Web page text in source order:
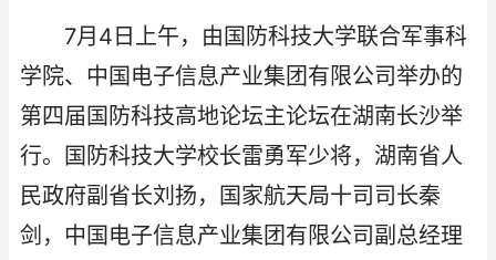
7月4日上午，由国防科技大学联合军事科
学院、中国电子信息产业集团有限公司举办的
第四届国防科技高地论坛主论坛在湖南长沙举
行。国防科技大学校长雷勇军少将，湖南省人
民政府副省长刘扬，国家航天局十司司长秦
剑，中国电子信息产业集团有限公司副总经理